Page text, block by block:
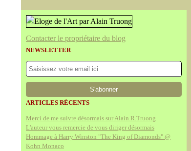
Contacter le propriétaire du blog
NEWSLETTER
ARTICLES RÉCENTS
Merci de me suivre désormais sur Alain.R.Truong
L'auteur vous remercie de vous diriger désormais
Hommage à Harry Winston "The King of Diamonds" @
Kohn Monaco